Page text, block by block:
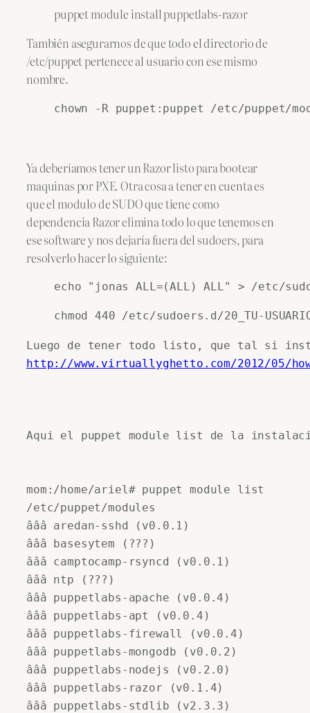
puppet module install puppetlabs-razor
También asegurarnos de que todo el directorio de
/etc/puppet pertenece al usuario con ese mismo
nombre.
chown -R puppet:puppet /etc/puppet/
Ya deberíamos tener un Razor listo para bootear
maquinas por PXE. Otra cosa a tener en cuenta es
que el modulo de SUDO que tiene como
dependencia Razor elimina todo lo que tenemos en
ese software y nos dejaría fuera del sudoers, para
resolverlo hacer lo siguiente:
echo "jonas ALL=(ALL) ALL" > /etc/
chmod 440 /etc/sudoers.d/20_TU-
http://www.virtuallyghetto.com/2012/05/
Aqui el puppet module list de la
mom:/home/ariel# puppet module list
/etc/puppet/modules
âââ aredan-sshd (v0.0.1)
âââ basesytem (???)
âââ camptocamp-rsyncd (v0.0.1)
âââ ntp (???)
âââ puppetlabs-apache (v0.0.4)
âââ puppetlabs-apt (v0.0.4)
âââ puppetlabs-firewall (v0.0.4)
âââ puppetlabs-mongodb (v0.0.2)
âââ puppetlabs-nodejs (v0.2.0)
âââ puppetlabs-razor (v0.1.4)
âââ puppetlabs-stdlib (v2.3.3)